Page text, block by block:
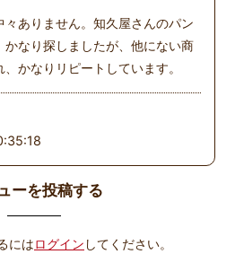
ありません。知久屋さんのパン
かなり探しましたが、他にない商
かなりリピートしています。
ーを投稿する
にはログイン してください。